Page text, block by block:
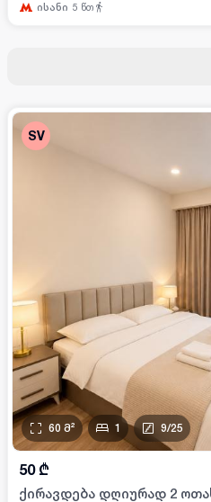
ისანი 5 წთ
SV
60 მ² 1 9/25
50 ₾
ქირავდება დღიურად 2